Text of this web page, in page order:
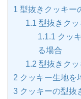
1 型抜きクッキ
1.1 型抜きク
1.1.1 クッ
る場合
1.2 型抜きク
2 クッキー生地を
3 クッキーの型抜